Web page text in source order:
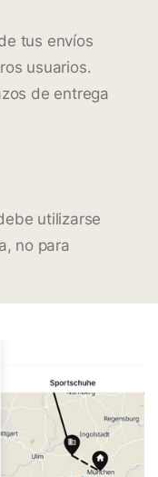
tus envíos
usuarios.
de entrega
utilizarse
no para